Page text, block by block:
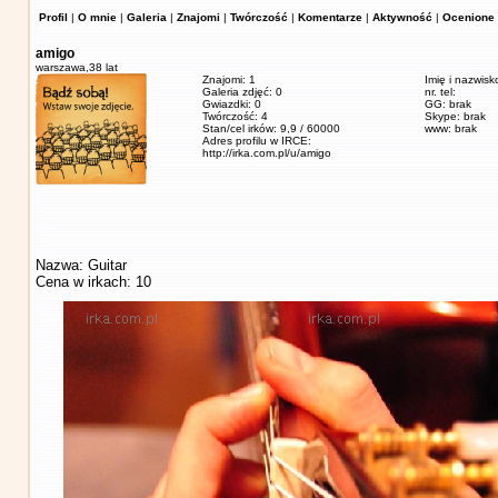
Profil | O mnie | Galeria | Znajomi | Twórczość | Komentarze | Aktywność | Ocenione
amigo
warszawa, 38 lat
Znajomi: 1
Galeria zdjęć: 0
Gwiazdki: 0
Twórczość: 4
Stan/cel irków: 9,9 / 60000
Adres profilu w IRCE:
http://irka.com.pl/u/amigo
Imię i
nr. tel:
GG: brak
Skype: brak
www: brak
Nazwa: Guitar
Cena w irkach: 10